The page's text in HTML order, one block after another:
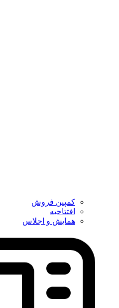
کمپین فروش
افتتاحیه
همایش و اجلاس